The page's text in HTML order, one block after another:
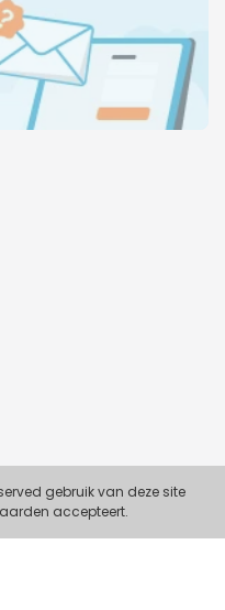
gebruik van deze site
accepteert.